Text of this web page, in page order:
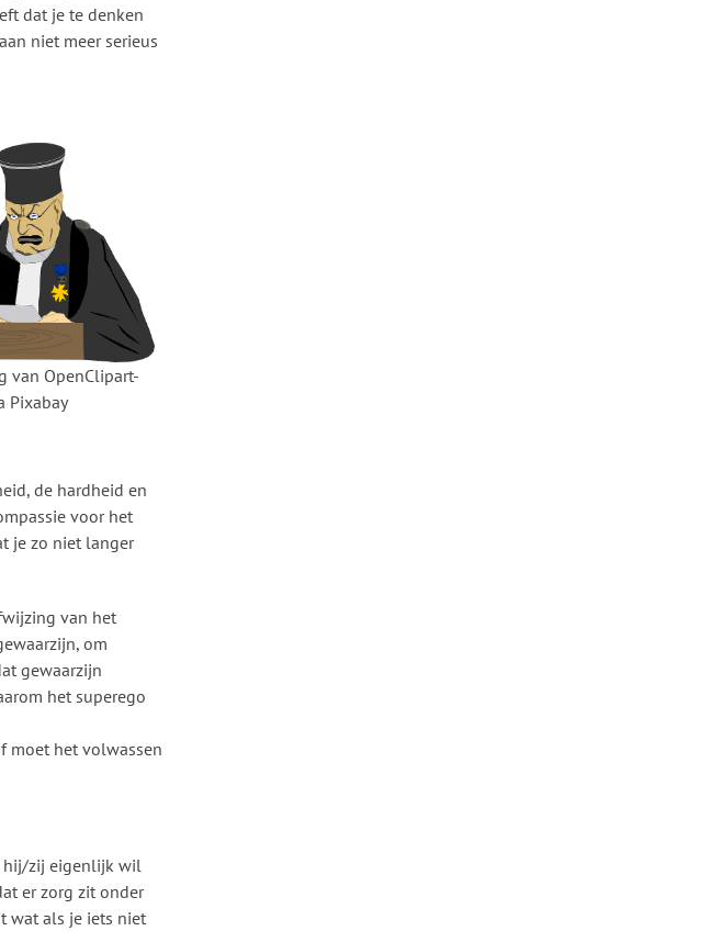
dat je te denken
niet meer serieus
van OpenClipart-
Pixabay
de hardheid en
voor het
je zo niet langer
van het
om
gewaarzijn
het superego
moet het volwassen
hij/zij eigenlijk wil
er zorg zit onder
wat als je iets niet